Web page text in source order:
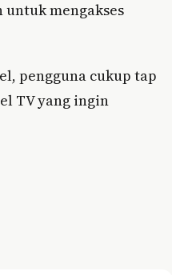
mengakses
pengguna cukup tap
TV yang ingin